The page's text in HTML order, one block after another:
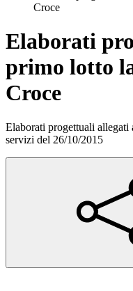
Croce
Elaborati
primo lotto
Croce
Elaborati progettuali allegati
servizi del 26/10/2015